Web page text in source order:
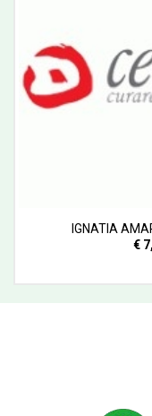
IGNATIA
€